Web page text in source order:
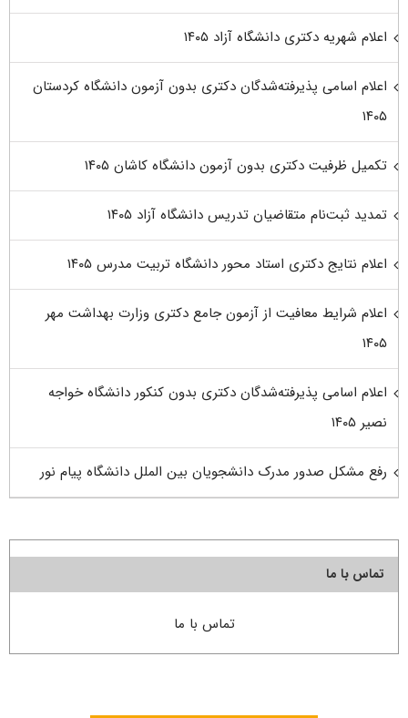
اعلام شهریه دکتری دانشگاه آزاد ۱۴۰۵
اعلام اسامی پذیرفته‌شدگان دکتری بدون آزمون دانشگاه کردستان
۱۴۰۵
تکمیل ظرفیت دکتری بدون آزمون دانشگاه کاشان ۱۴۰۵
تمدید ثبت‌نام متقاضیان تدریس دانشگاه آزاد ۱۴۰۵
اعلام نتایج دکتری استاد محور دانشگاه تربیت مدرس ۱۴۰۵
اعلام شرایط معافیت از آزمون جامع دکتری وزارت بهداشت مهر
۱۴۰۵
اعلام اسامی پذیرفته‌شدگان دکتری بدون کنکور دانشگاه خواجه
نصیر ۱۴۰۵
رفع مشکل صدور مدرک دانشجویان بین الملل دانشگاه پیام نور
تماس با ما
تماس با ما